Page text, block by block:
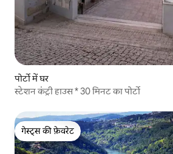
पोर्टो में घर
स्टेशन कंट्री हाउस * 30 मिनट का पोर्टो
गेस्ट्स की फ़ेवरेट
गेस्ट्स की फ़ेवरेट